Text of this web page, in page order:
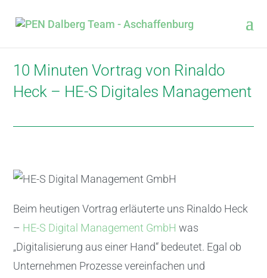
10 Minuten Vortrag von Rinaldo
Heck – HE-S Digitales Management
Beim heutigen Vortrag erläuterte uns Rinaldo Heck
– HE-S Digital Management GmbH was
„Digitalisierung aus einer Hand“ bedeutet. Egal ob
Unternehmen Prozesse vereinfachen und